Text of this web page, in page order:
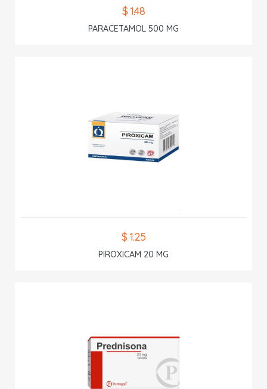
$ 1.48
PARACETAMOL 500 MG
$ 1.25
PIROXICAM 20 MG